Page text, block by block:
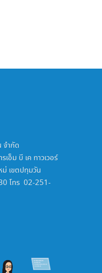
จำกัด
อ็ม บี เค ทาวเวอร์
เขตปทุมวัน
โทร 02-251-